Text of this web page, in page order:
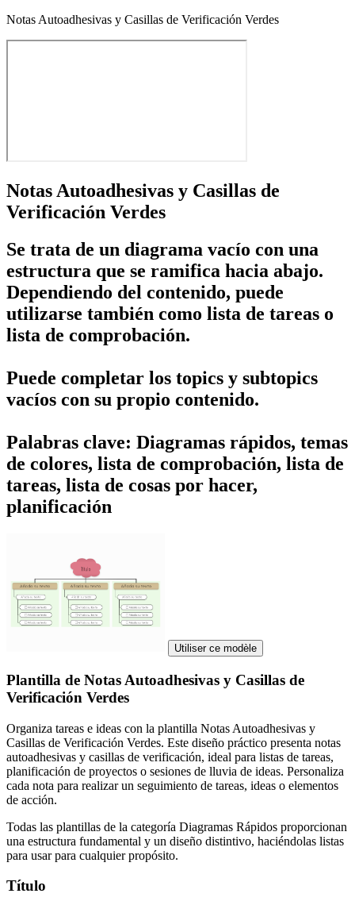
Notas Autoadhesivas y Casillas de Verificación Verdes
Notas Autoadhesivas y Casillas de
Verificación Verdes
Se trata de un diagrama vacío con una
estructura que se ramifica hacia abajo.
Dependiendo del contenido, puede
utilizarse también como lista de tareas o
lista de comprobación.
Puede completar los topics y subtopics
vacíos con su propio contenido.
Palabras clave: Diagramas rápidos, temas
de colores, lista de comprobación, lista de
tareas, lista de cosas por hacer,
planificación
Utiliser ce modèle
Plantilla de Notas Autoadhesivas y Casillas de
Verificación Verdes
Organiza tareas e ideas con la plantilla Notas Autoadhesivas y
Casillas de Verificación Verdes. Este diseño práctico presenta notas
autoadhesivas y casillas de verificación, ideal para listas de tareas,
planificación de proyectos o sesiones de lluvia de ideas. Personaliza
cada nota para realizar un seguimiento de tareas, ideas o elementos
de acción.
Todas las plantillas de la categoría Diagramas Rápidos proporcionan
una estructura fundamental y un diseño distintivo, haciéndolas listas
para usar para cualquier propósito.
Título